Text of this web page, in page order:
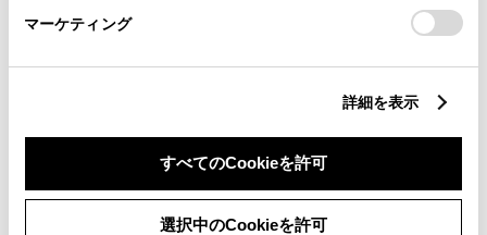
マーケティング
詳細を表示
すべてのCookieを許可
選択中のCookieを許可